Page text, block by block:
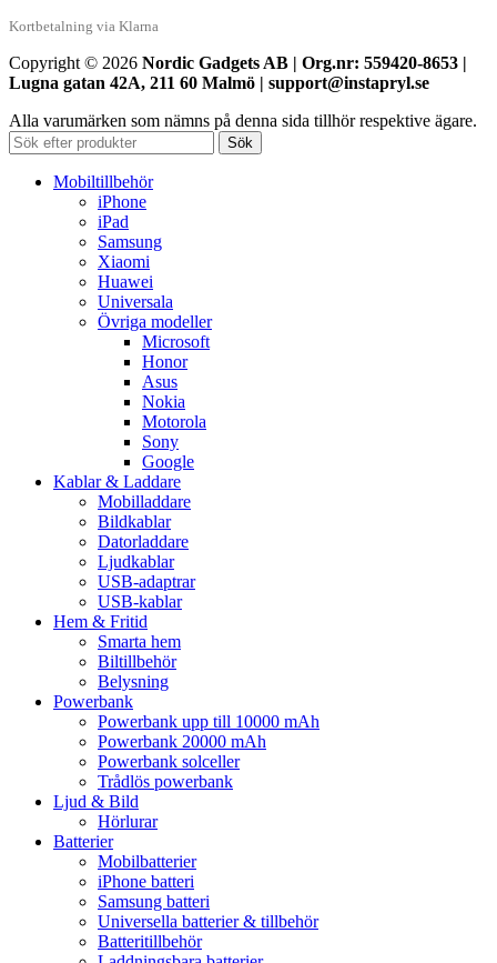
Kortbetalning via Klarna
Copyright © 2026 Nordic Gadgets AB | Org.nr: 559420-8653 |
Lugna gatan 42A, 211 60 Malmö | support@instapryl.se
Alla varumärken som nämns på denna sida tillhör respektive ägare.
Sök
Mobiltillbehör
iPhone
iPad
Samsung
Xiaomi
Huawei
Universala
Övriga modeller
Microsoft
Honor
Asus
Nokia
Motorola
Sony
Google
Kablar & Laddare
Mobilladdare
Bildkablar
Datorladdare
Ljudkablar
USB-adaptrar
USB-kablar
Hem & Fritid
Smarta hem
Biltillbehör
Belysning
Powerbank
Powerbank upp till 10000 mAh
Powerbank 20000 mAh
Powerbank solceller
Trådlös powerbank
Ljud & Bild
Hörlurar
Batterier
Mobilbatterier
iPhone batteri
Samsung batteri
Universella batterier & tillbehör
Batteritillbehör